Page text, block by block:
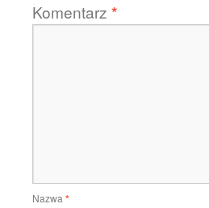
Komentarz *
Nazwa *